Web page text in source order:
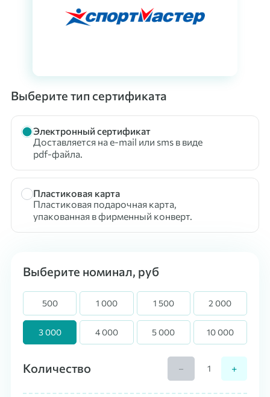
Выберите тип сертификата
Электронный сертификат
Доставляется на e-mail или sms в виде
pdf-файла.
Пластиковая карта
Пластиковая подарочная карта,
упакованная в фирменный конверт.
Выберите номинал, руб
500 1 000 1 500 2 000
3 000 4 000 5 000 10 000
Количество − +